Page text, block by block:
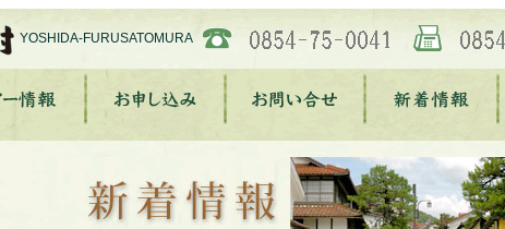
YOSHIDA-FURUSATOMURA